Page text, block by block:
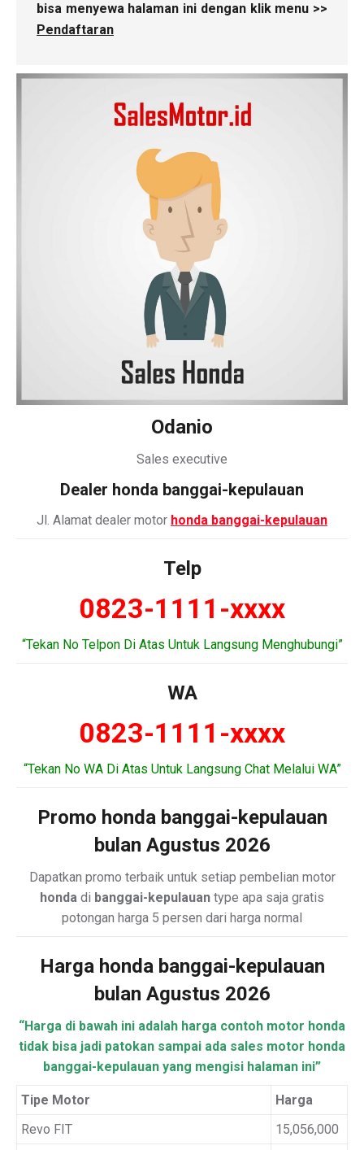
bisa menyewa halaman ini dengan klik menu >>
Pendaftaran
Odanio
Sales executive
Dealer honda banggai-kepulauan
Jl. Alamat dealer motor honda banggai-kepulauan
Telp
0823-1111-xxxx
“Tekan No Telpon Di Atas Untuk Langsung Menghubungi”
WA
0823-1111-xxxx
“Tekan No WA Di Atas Untuk Langsung Chat Melalui WA”
Promo honda banggai-kepulauan
bulan Agustus 2026
Dapatkan promo terbaik untuk setiap pembelian motor
honda di banggai-kepulauan type apa saja gratis
potongan harga 5 persen dari harga normal
Harga honda banggai-kepulauan
bulan Agustus 2026
“Harga di bawah ini adalah harga contoh motor honda
tidak bisa jadi patokan sampai ada sales motor honda
banggai-kepulauan yang mengisi halaman ini”
Tipe Motor
Harga
Revo FIT
15,056,000